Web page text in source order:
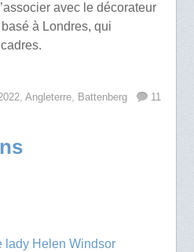
avec le décorateur
à Londres, qui
, Angleterre, Battenberg
11
lady Helen Windsor